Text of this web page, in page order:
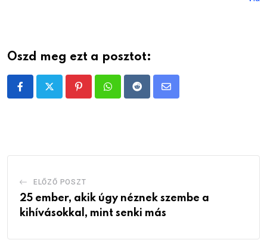
Oszd meg ezt a posztot:
PinterestWhatsappRedditShare
ELŐZŐ POSZT
25 ember, akik úgy néznek szembe a
kihívásokkal, mint senki más